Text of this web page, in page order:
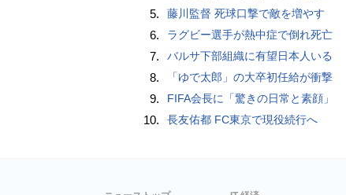
5. 藤川監督 死球口撃で敵を増やす
6. ラグビー選手が熱中症で倒れ死亡
7. バルサ下部組織に有望日本人いる
8. 「ゆで太郎」の大卒初任給が衝撃
9. FIFA会長に「驚きの日常と素顔」
10. 長友佑都 FC東京で現役続行へ